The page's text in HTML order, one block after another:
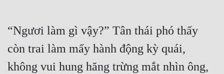
“Ngươi làm gì vậy?” Tân thái phó thấy
còn trai làm mấy hành động kỳ quái,
không vui hung hăng trừng mắt nhìn ông,